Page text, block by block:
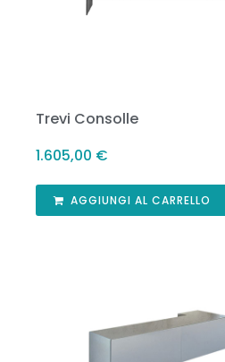
Trevi Consolle
1.605,00 €
AGGIUNGI AL CARRELLO